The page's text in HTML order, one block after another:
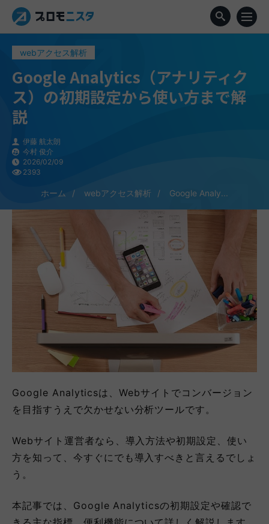
webアクセス解析
Google Analytics（アナリティク
ス）の初期設定から使い方まで解
説
伊藤 航太朗
今村 俊介
2026/02/09
2393
ホーム webアクセス解析 Google Analy...
Google Analyticsは、Webサイトでコンバージョン
を目指すうえで欠かせない分析ツールです。
Webサイト運営者なら、導入方法や初期設定、使い
方を知って、今すぐにでも導入すべきと言えるでしょ
う。
本記事では、Google Analyticsの初期設定や確認で